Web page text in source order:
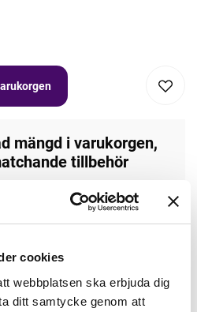
cookies
webbplatsen ska erbjuda dig
ditt samtycke genom att
mängd i varukorgen,
tillbehör
Tråd matchande +45,00kr
+39,50kr
+49,00kr